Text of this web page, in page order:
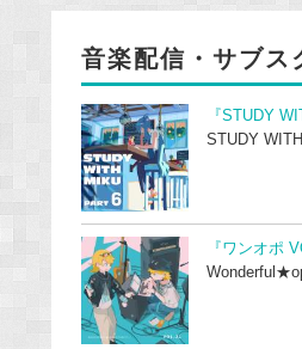
音楽配信・サブス
『STUDY
STUDY
『ワンオポ